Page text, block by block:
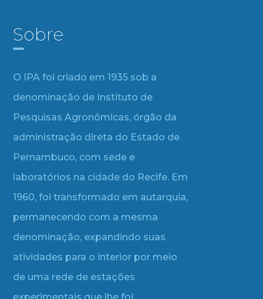
Sobre
O IPA foi criado em 1935 sob a
denominação de Instituto de
Pesquisas Agronômicas, órgão da
administração direta do Estado de
Pernambuco, com sede e
laboratórios na cidade do Recife. Em
1960, foi transformado em autarquia,
permanecendo com a mesma
denominação, expandindo suas
atividades para o interior por meio
de uma rede de estações